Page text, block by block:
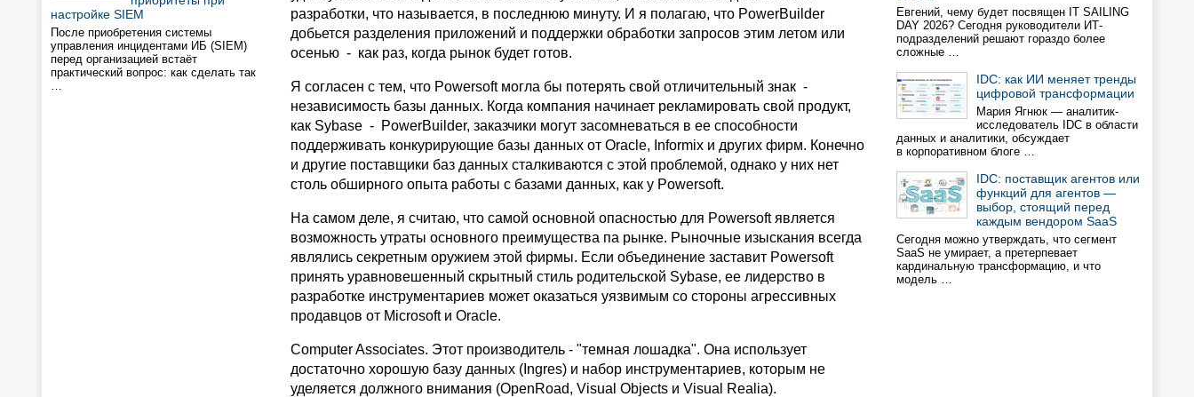
настройке SIEM
После приобретения системы
управления инцидентами ИБ (SIEM)
перед организацией встаёт
практический вопрос: как сделать так
…
разработки, что называется, в последнюю минуту. И я полагаю, что PowerBuilder
добьется разделения приложений и поддержки обработки запросов этим летом или
осенью - как раз, когда рынок будет готов.
Я согласен с тем, что Powersoft могла бы потерять свой отличительный знак -
независимость базы данных. Когда компания начинает рекламировать свой продукт,
как Sybase - PowerBuilder, заказчики могут засомневаться в ее способности
поддерживать конкурирующие базы данных от Oracle, Informix и других фирм. Конечно
и другие поставщики баз данных сталкиваются с этой проблемой, однако у них нет
столь обширного опыта работы с базами данных, как у Powersoft.
На самом деле, я считаю, что самой основной опасностью для Powersoft является
возможность утраты основного преимущества па рынке. Рыночные изыскания всегда
являлись секретным оружием этой фирмы. Если объединение заставит Powersoft
принять уравновешенный скрытный стиль родительской Sybase, ее лидерство в
разработке инструментариев может оказаться уязвимым со стороны агрессивных
продавцов от Microsoft и Oracle.
Computer Associates. Этот производитель - "темная лошадка". Она использует
достаточно хорошую базу данных (Ingres) и набор инструментариев, которым не
уделяется должного внимания (OpenRoad, Visual Objects и Visual Realia).
Евгений, чему будет посвящен IT SAILING
DAY 2026? Сегодня руководители ИТ-
подразделений решают гораздо более
сложные …
IDC: как ИИ меняет тренды
цифровой трансформации
Мария Ягнюк — аналитик-
исследователь IDC в области
данных и аналитики, обсуждает
в корпоративном блоге …
IDC: поставщик агентов или
функций для агентов —
выбор, стоящий перед
каждым вендором SaaS
Сегодня можно утверждать, что сегмент
SaaS не умирает, а претерпевает
кардинальную трансформацию, и что
модель …